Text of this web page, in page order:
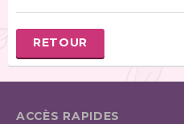
RETOUR
ACCÈS RAPIDES